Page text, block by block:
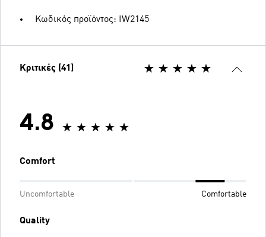
Κωδικός προϊόντος: IW2145
Κριτικές (41)
4.8
Comfort
Uncomfortable Comfortable
Quality